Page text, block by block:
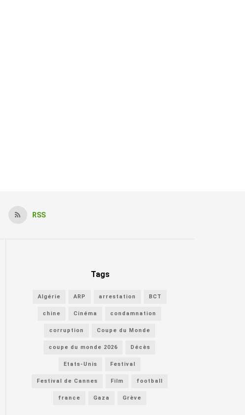
RSS
Tags
Algérie ARP arrestation BCT
chine Cinéma condamnation
corruption Coupe du Monde
coupe du monde 2026 Décès
Etats-Unis Festival
Festival de Cannes Film football
france Gaza Grève